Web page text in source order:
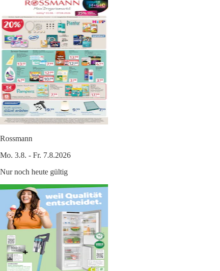
Rossmann
Mo. 3.8. - Fr. 7.8.2026
Nur noch heute gültig